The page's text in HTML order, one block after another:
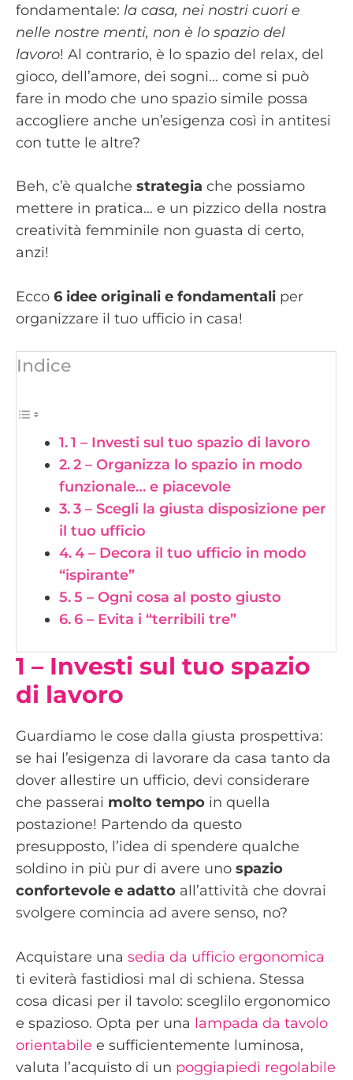
fondamentale: la casa, nei nostri cuori e
nelle nostre menti, non è lo spazio del
lavoro! Al contrario, è lo spazio del relax, del
gioco, dell’amore, dei sogni… come si può
fare in modo che uno spazio simile possa
accogliere anche un’esigenza così in antitesi
con tutte le altre?
Beh, c’è qualche strategia che possiamo
mettere in pratica… e un pizzico della nostra
creatività femminile non guasta di certo,
anzi!
Ecco 6 idee originali e fondamentali per
organizzare il tuo ufficio in casa!
Indice
1 – Investi sul tuo spazio di lavoro
2 – Organizza lo spazio in modo
funzionale… e piacevole
3 – Scegli la giusta disposizione per
il tuo ufficio
4 – Decora il tuo ufficio in modo
“ispirante”
5 – Ogni cosa al posto giusto
6 – Evita i “terribili tre”
1 – Investi sul tuo spazio
di lavoro
Guardiamo le cose dalla giusta prospettiva:
se hai l’esigenza di lavorare da casa tanto da
dover allestire un ufficio, devi considerare
che passerai molto tempo in quella
postazione! Partendo da questo
presupposto, l’idea di spendere qualche
soldino in più pur di avere uno spazio
confortevole e adatto all’attività che dovrai
svolgere comincia ad avere senso, no?
Acquistare una sedia da ufficio ergonomica
ti eviterà fastidiosi mal di schiena. Stessa
cosa dicasi per il tavolo: sceglilo ergonomico
e spazioso. Opta per una lampada da tavolo
orientabile e sufficientemente luminosa,
valuta l’acquisto di un poggiapiedi regolabile